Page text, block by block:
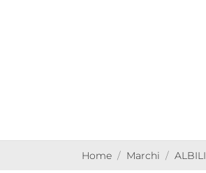
Home Marchi